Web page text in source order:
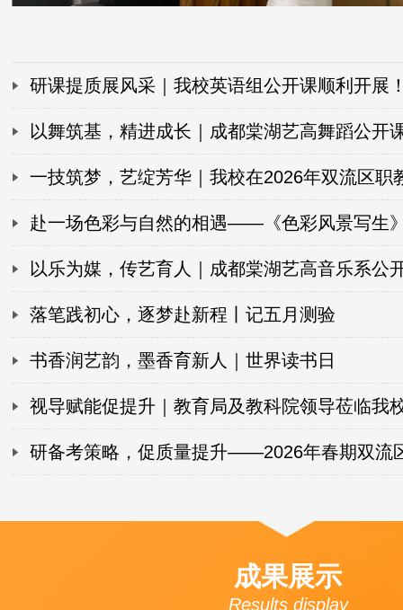
研课提质展风采｜我校英语组公开课顺利开展
以舞筑基，精进成长｜成都棠湖艺高舞蹈公开
纪实一技筑梦，艺绽芳华｜我校在2026年双流区职
出精彩答卷！
赴一场色彩与自然的相遇——《色彩风景写生
课圆满落幕！
以乐为媒，传艺育人｜成都棠湖艺高音乐系公
满举行！
落笔践初心，逐梦赴新程丨记五月测验
书香润艺韵，墨香育新人｜世界读书日
视导赋能促提升｜教育局及教科院领导莅临我
专项视导工作
研备考策略，促质量提升——2026年春期双流
成果展示
Results display